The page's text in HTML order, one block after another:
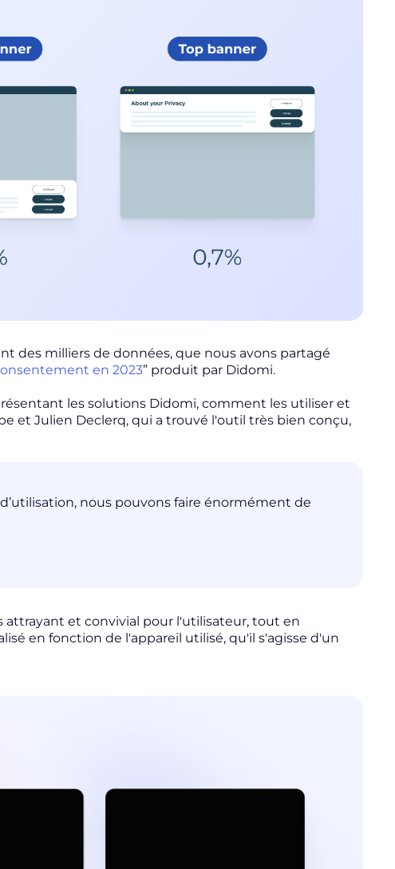
des milliers de données, que nous avons partagé
en 2023” produit par Didomi.
les solutions Didomi, comment les utiliser et
et Julien Declerq, qui a trouvé l'outil très bien conçu,
nous pouvons faire énormément de
attrayant et convivial pour l'utilisateur, tout en
en fonction de l'appareil utilisé, qu'il s'agisse d'un